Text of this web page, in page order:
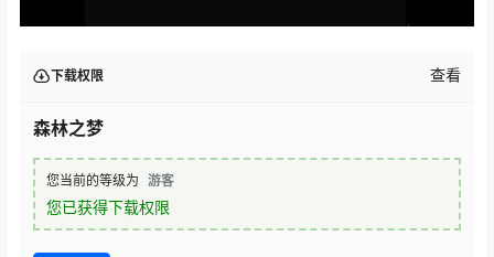
下载权限 查看
森林之梦
您当前的等级为 游客
您已获得下载权限